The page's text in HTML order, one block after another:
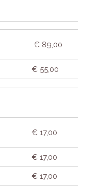
€ 89,00
€ 55,00
€ 17,00
€ 17,00
€ 17,00